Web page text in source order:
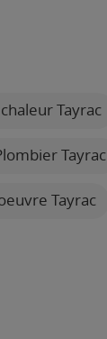
Tayrac
Tayrac
Tayrac